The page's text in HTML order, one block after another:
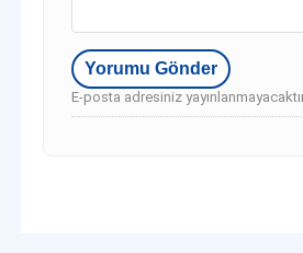
E-posta adresiniz